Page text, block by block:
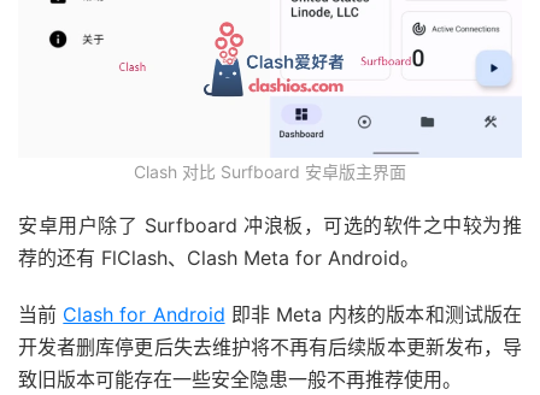
Clash 对比 Surfboard 安卓版主界面
安卓用户除了 Surfboard 冲浪板，可选的软件之中较为推
荐的还有 FlClash、Clash Meta for Android。
当前 Clash for Android 即非 Meta 内核的版本和测试版在
开发者删库停更后失去维护将不再有后续版本更新发布，导
致旧版本可能存在一些安全隐患一般不再推荐使用。